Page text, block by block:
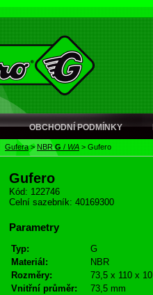
OBCHODNÍ PODMÍNKY
Gufera> NBRG / WA > Gufero
Gufero
Kód: 122746
Celní sazebník: 40169300
Parametry
Typ:
G
Materiál:
NBR
Rozměry:
73,5 x 110 x 10
Vnitřní průměr:
73,5 mm